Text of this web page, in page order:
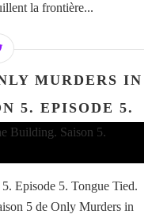
la frontière...
MURDERS IN
5. EPISODE 5.
Episode 5. Tongue Tied.
5 de Only Murders in